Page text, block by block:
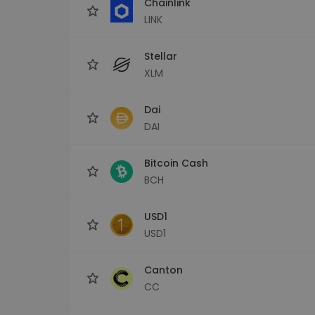
LINK
Stellar
XLM
Dai
DAI
Bitcoin Cash
BCH
USD1
USD1
Canton
CC